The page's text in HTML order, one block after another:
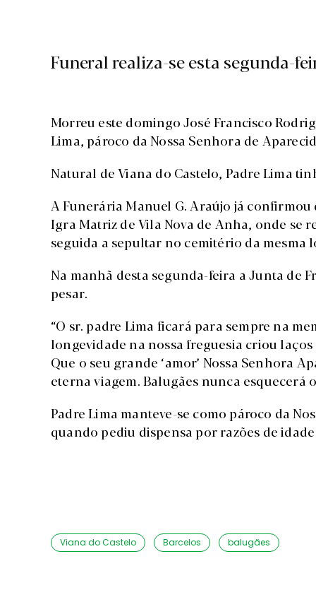
Funeral realiza-se esta segunda-
Morreu este domingo José Francisco
Lima, pároco da Nossa Senhora de
Natural de Viana do Castelo, Padre Lima
A Funerária Manuel G. Araújo já
Igra Matriz de Vila Nova de Anha, onde se
seguida a sepultar no cemitério da mesma
Na manhã desta segunda-feira a Junta de
pesar.
“O sr. padre Lima ficará para sempre na
longevidade na nossa freguesia criou
Que o seu grande ‘amor’ Nossa Senhora
eterna viagem. Balugães nunca esquecerá
Padre Lima manteve-se como pároco da
quando pediu dispensa por razões de
Viana do Castelo Barcelos balugães